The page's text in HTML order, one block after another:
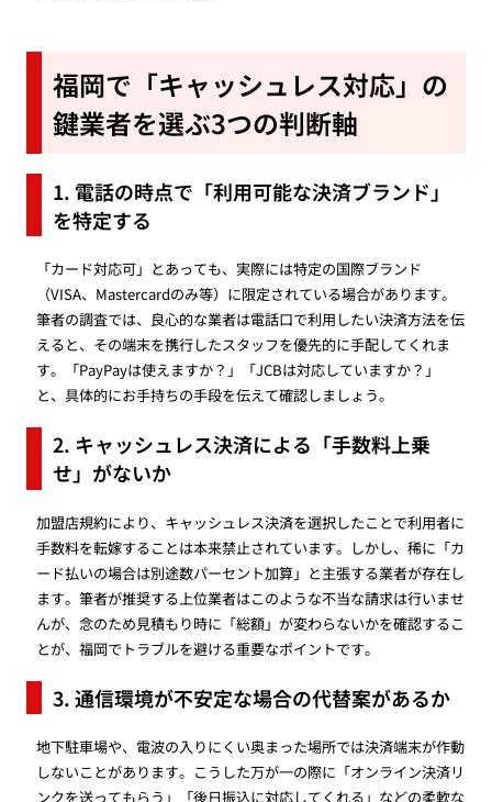
福岡で「キャッシュレス対応」の
鍵業者を選ぶ3つの判断軸
1. 電話の時点で「利用可能な決済ブランド」
を特定する
「カード対応可」とあっても、実際には特定の国際ブランド
（VISA、Mastercardのみ等）に限定されている場合があります。
筆者の調査では、良心的な業者は電話口で利用したい決済方法を伝
えると、その端末を携行したスタッフを優先的に手配してくれま
す。「PayPayは使えますか？」「JCBは対応していますか？」
と、具体的にお手持ちの手段を伝えて確認しましょう。
2. キャッシュレス決済による「手数料上乗
せ」がないか
加盟店規約により、キャッシュレス決済を選択したことで利用者に
手数料を転嫁することは本来禁止されています。しかし、稀に「カ
ード払いの場合は別途数パーセント加算」と主張する業者が存在し
ます。筆者が推奨する上位業者はこのような不当な請求は行いませ
んが、念のため見積もり時に「総額」が変わらないかを確認するこ
とが、福岡でトラブルを避ける重要なポイントです。
3. 通信環境が不安定な場合の代替案があるか
地下駐車場や、電波の入りにくい奥まった場所では決済端末が作動
しないことがあります。こうした万が一の際に「オンライン決済リ
ンクを送ってもらう」「後日振込に対応してくれる」などの柔軟な